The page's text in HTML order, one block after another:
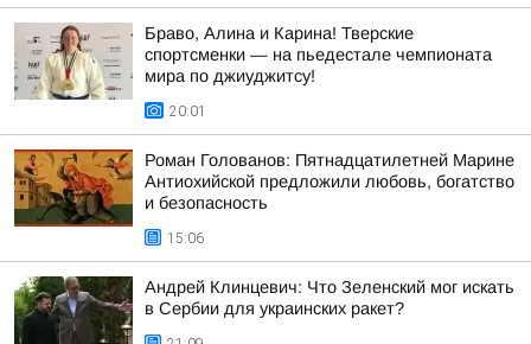
Браво, Алина и Карина! Тверские
спортсменки — на пьедестале чемпионата
мира по джиуджитсу!
20:01
Роман Голованов: Пятнадцатилетней Марине
Антиохийской предложили любовь, богатство
и безопасность
15:06
Андрей Клинцевич: Что Зеленский мог искать
в Сербии для украинских ракет?